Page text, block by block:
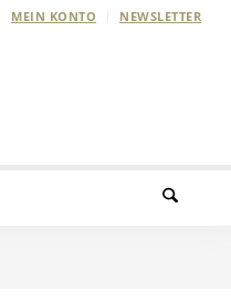
MEIN KONTO NEWSLETTER